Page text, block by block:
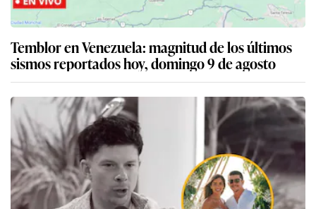
Temblor en Venezuela: magnitud de los últimos
sismos reportados hoy, domingo 9 de agosto